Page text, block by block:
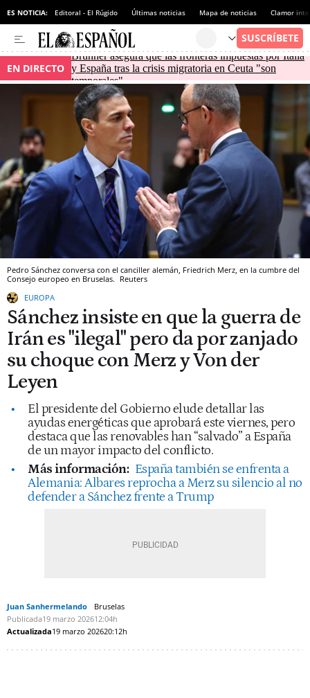
ES NOTICIA: Editoral - El Rúgido Últimas noticias Mapa de noticias Clamor
EN DIRECTO
Brunner asegura que las fronteras impuestas por Italia
y España tras la crisis migratoria en Ceuta "son
temporales"
Pedro Sánchez conversa con el canciller alemán, Friedrich Merz, en la cumbre del
Consejo europeo en Bruselas. Reuters
EUROPA
Sánchez insiste en que la guerra de
Irán es "ilegal" pero da por zanjado
su choque con Merz y Von der
Leyen
El presidente del Gobierno elude detallar las
ayudas energéticas que aprobará este viernes, pero
destaca que las renovables han “salvado” a España
de un mayor impacto del conflicto.
Más información: España también se enfrenta a
Alemania: Albares reprocha a Merz su silencio al no
defender a Sánchez frente a Trump
Juan Sanhermelando
Bruselas
Publicada19 marzo 202612:04h
Actualizada19 marzo 202620:12h